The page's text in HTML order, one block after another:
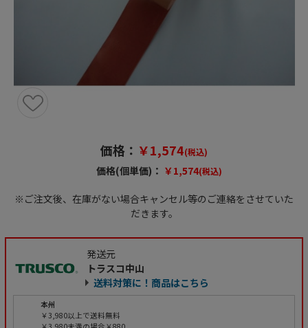
価格： ￥1,574(税込)
価格(個単価)： ￥1,574(税込)
※ご注文後、在庫がない場合キャンセル等のご連絡をさせていた
だきます。
発送元
トラスコ中山
送料対策に！商品はこちら
本州
￥3,980以上で送料無料